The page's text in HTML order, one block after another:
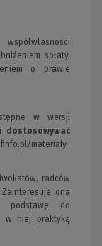
spłaty,
o prawie
w wersji
dostosowywać
materialy-
radców
ona
podstawę do
w niej praktyką